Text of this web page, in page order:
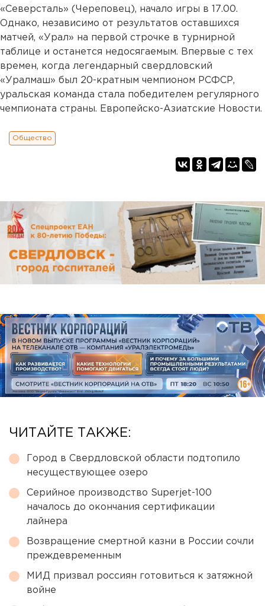
«Северсталь» (Череповец), начало игры в 17.00.
Однако, независимо от результатов оставшихся
матчей, «Урал» на первой строчке в турнирной
таблице и останется недосягаемым. Впервые с тех
времен, когда легендарный свердловский
«Уралмаш» был 20-кратным чемпионом РСФСР,
уральская команда стала победителем регулярного
чемпионата страны. Европейско-Азиатские Новости.
Общество
ЧИТАЙТЕ ТАКЖЕ:
Город в Свердловской области подтопило
несуществующее озеро
Серийное производство Superjet-100
началось до окончания сертификации
лайнера
Возвращение смертной казни в России сочли
преждевременным
МИД призвал россиян готовиться к затяжной
войне